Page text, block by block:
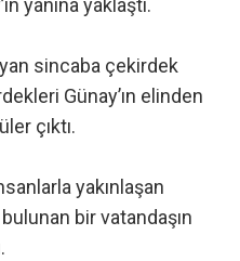
yanına yaklaştı.
sincaba çekirdek
Günay’ın elinden
çıktı.
yakınlaşan
bir vatandaşın